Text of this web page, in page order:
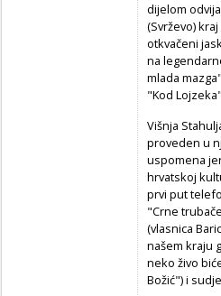
dijelom
(Svrževo)
otkvačeni
na
mlada
"Kod
Višnja
proveden u
uspomena
hrvatskoj
prvi put
"Crne
(vlasnica
našem kraju
neko živo
Božić") i